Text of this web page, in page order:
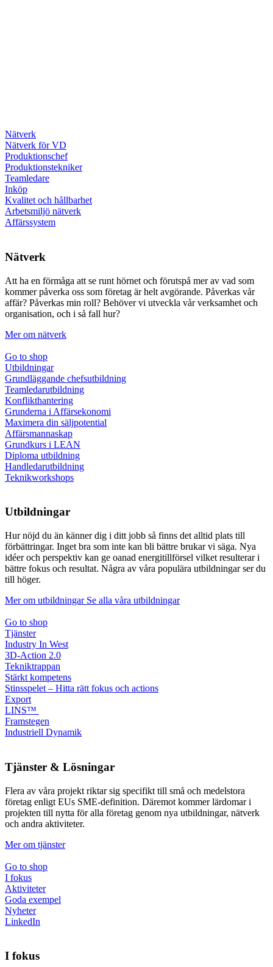
Nätverk
Nätverk för VD
Produktionschef
Produktionstekniker
Teamledare
Inköp
Kvalitet och hållbarhet
Arbetsmiljö nätverk
Affärssystem
Nätverk
Att ha en förmåga att se runt hörnet och förutspå mer av vad som
kommer påverka oss som företag är helt avgörande. Påverkas vår
affär? Påverkas min roll? Behöver vi utveckla vår verksamhet och
organisation, och i så fall hur?
Mer om nätverk
Go to shop
Utbildningar
Grundläggande chefsutbildning
Teamledarutbildning
Konflikthantering
Grunderna i Affärsekonomi
Maximera din säljpotential
Affärsmannaskap
Grundkurs i LEAN
Diploma utbildning
Handledarutbildning
Teknikworkshops
Utbildningar
Hur nöjd du än känner dig i ditt jobb så finns det alltid plats till
förbättringar. Inget bra som inte kan bli bättre brukar vi säga. Nya
idéer och perspektiv kan ge oanad energitillförsel vilket resulterar i
bättre fokus och resultat. Några av våra populära utbildningar ser du
till höger.
Mer om utbildningar Se alla våra utbildningar
Go to shop
Tjänster
Industry In West
3D-Action 2.0
Tekniktrappan
Stärkt kompetens
Stinsspelet – Hitta rätt fokus och actions
Export
LINS™
Framstegen
Industriell Dynamik
Tjänster & Lösningar
Flera av våra projekt riktar sig specifikt till små och medelstora
företag enligt EUs SME-definition. Däremot kommer lärdomar i
projekten till nytta för alla företag genom nya utbildningar, nätverk
och andra aktiviteter.
Mer om tjänster
Go to shop
I fokus
Aktiviteter
Goda exempel
Nyheter
LinkedIn
I fokus